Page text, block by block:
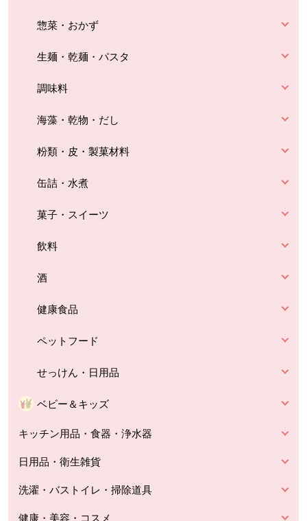
惣菜・おかず
生麺・乾麺・パスタ
調味料
海藻・乾物・だし
粉類・皮・製菓材料
缶詰・水煮
菓子・スイーツ
飲料
酒
健康食品
ペットフード
せっけん・日用品
ベビー＆キッズ
キッチン用品・食器・浄水器
日用品・衛生雑貨
洗濯・バストイレ・掃除道具
健康・美容・コスメ